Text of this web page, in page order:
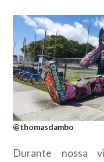
@thomasdambo
Durante nossa